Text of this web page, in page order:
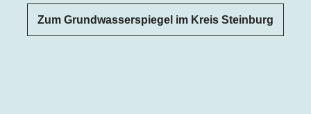
Zum Grundwasserspiegel im Kreis Steinburg